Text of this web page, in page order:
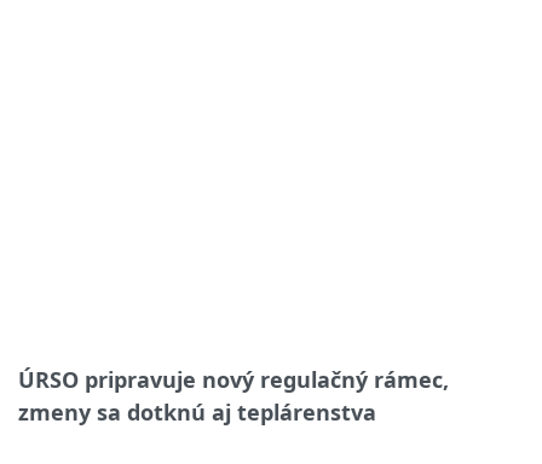
ÚRSO pripravuje nový regulačný rámec,
zmeny sa dotknú aj teplárenstva